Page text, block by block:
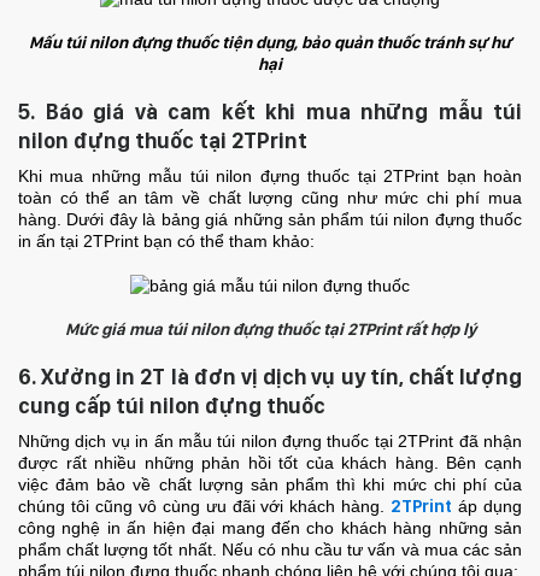
Mấu túi nilon đựng thuốc tiện dụng, bảo quản thuốc tránh sự hư
hại
5. Báo giá và cam kết khi mua những mẫu túi
nilon đựng thuốc tại 2TPrint
Khi mua những mẫu túi nilon đựng thuốc tại 2TPrint bạn hoàn
toàn có thể an tâm về chất lượng cũng như mức chi phí mua
hàng. Dưới đây là bảng giá những sản phẩm túi nilon đựng thuốc
in ấn tại 2TPrint bạn có thể tham khảo:
Mức giá mua túi nilon đựng thuốc tại 2TPrint rất hợp lý
6. Xưởng in 2T là đơn vị dịch vụ uy tín, chất lượng
cung cấp túi nilon đựng thuốc
Những dịch vụ in ấn mẫu túi nilon đựng thuốc tại 2TPrint đã nhận
được rất nhiều những phản hồi tốt của khách hàng. Bên cạnh
việc đảm bảo về chất lượng sản phẩm thì khi mức chi phí của
chúng tôi cũng vô cùng ưu đãi với khách hàng. 2TPrint áp dụng
công nghệ in ấn hiện đại mang đến cho khách hàng những sản
phẩm chất lượng tốt nhất. Nếu có nhu cầu tư vấn và mua các sản
phẩm túi nilon đựng thuốc nhanh chóng liên hệ với chúng tôi qua: